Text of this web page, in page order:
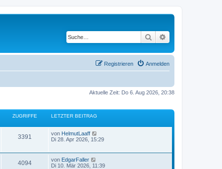
Suche
Anmelden
Registrieren
Aktuelle Zeit: Do 6. Aug 2026, 20:38
ZUGRIFFE LETZTER BEITRAG
3391 von HelmutLaaff
Di 28. Apr 2026, 15:29
4094 von EdgarFaller
Di 10. Mär 2026, 11:39